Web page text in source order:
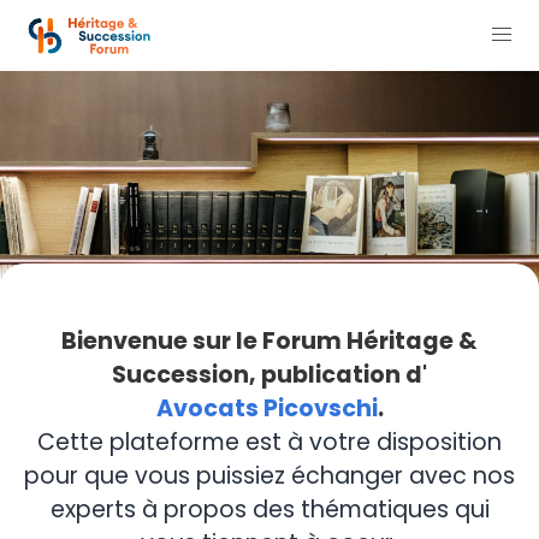
Bienvenue sur le Forum Héritage &
Succession, publication d'
Avocats Picovschi.
Cette plateforme est à votre disposition
pour que vous puissiez échanger avec nos
experts à propos des thématiques qui